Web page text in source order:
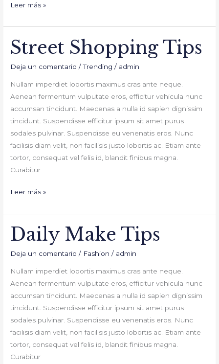
Leer más »
Street Shopping Tips
Deja un comentario /Trending / admin
Nullam imperdiet lobortis maximus cras ante neque.
Aenean fermentum vulputate eros, efficitur vehicula nunc
accumsan tincidunt. Maecenas a nulla id sapien dignissim
tincidunt. Suspendisse efficitur ipsum sit amet purus
sodales pulvinar. Suspendisse eu venenatis eros. Nunc
facilisis diam velit, non facilisis justo lobortis ac. Etiam ante
tortor, consequat vel felis id, blandit finibus magna.
Curabitur
Street
Shopping
Tips
Leer más »
Daily Make Tips
Deja un comentario / Fashion / admin
Nullam imperdiet lobortis maximus cras ante neque.
Aenean fermentum vulputate eros, efficitur vehicula nunc
accumsan tincidunt. Maecenas a nulla id sapien dignissim
tincidunt. Suspendisse efficitur ipsum sit amet purus
sodales pulvinar. Suspendisse eu venenatis eros. Nunc
facilisis diam velit, non facilisis justo lobortis ac. Etiam ante
tortor, consequat vel felis id, blandit finibus magna.
Curabitur
Daily
Make
Tips